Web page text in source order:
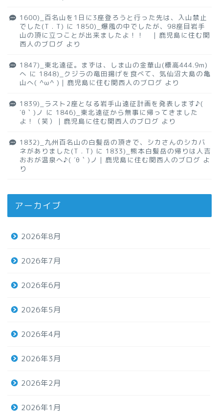
1600)_百名山を1日に3座登ろうと行った先は、入山禁止
でした(T . T) に 1850)_爆風の中でしたが、98座目岩手
山の頂に立つことが出来ましたよ！！ ｜鹿児島に住む関
西人のブログ より
1847)_東北遠征。まずは、しま山の金華山(標高444.9m)
へ に 1848)_クジラの竜田揚げを食べて、気仙沼大島の亀
山へ( ^ω^ )｜鹿児島に住む関西人のブログ より
1839)_ラスト2座となる岩手山遠征計画を発表します♪(
´θ｀)ノ に 1846)_東北遠征から無事に帰ってきました
よ！（笑）｜鹿児島に住む関西人のブログ より
1832)_九州百名山の白髪岳の頂きで、シカさんのシカバ
ネがありました(T . T) に 1833)_熊本白髪岳の帰りは人吉
おおが温泉へ♪( ´θ｀)ノ｜鹿児島に住む関西人のブログ よ
り
アーカイブ
2026年8月
2026年7月
2026年6月
2026年5月
2026年4月
2026年3月
2026年2月
2026年1月